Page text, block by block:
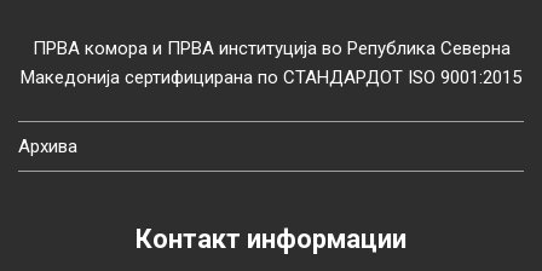
ПРВА комора и ПРВА институција во Република Северна
Македонија сертифицирана по СТАНДАРДОТ ISO 9001:2015
Архива
Контакт информации